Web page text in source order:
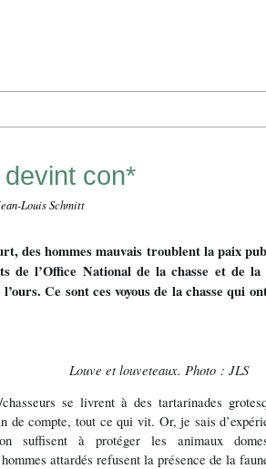
con*
Louis Schmitt
des hommes mauvais troublent la paix
de l’Office National de la chasse et de
Ce sont ces voyous de la chasse qui
Louve et louveteaux. Photo : JLS
se livrent à des tartarinades
de compte, tout ce qui vit. Or, je sais
suffisent à protéger les animaux
attardés refusent la présence de la